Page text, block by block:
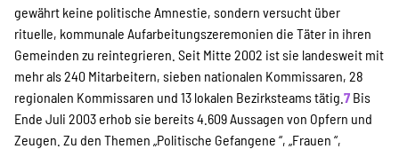
gewährt keine politische Amnestie, sondern versucht über
rituelle, kommunale Aufarbeitungszeremonien die Täter in ihren
Gemeinden zu reintegrieren. Seit Mitte 2002 ist sie landesweit mit
mehr als 240 Mitarbeitern, sieben nationalen Kommissaren, 28
regionalen Kommissaren und 13 lokalen Bezirksteams tätig. 7 Bis
Ende Juli 2003 erhob sie bereits 4.609 Aussagen von Opfern und
Zeugen. Zu den Themen „Politische Gefangene “, „Frauen “,